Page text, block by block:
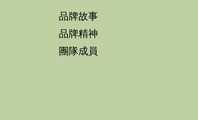
品牌故事
品牌精神
團隊成員